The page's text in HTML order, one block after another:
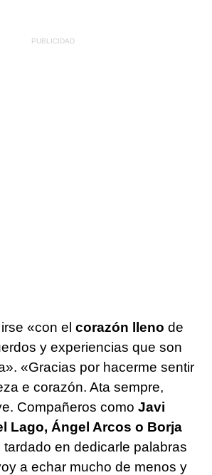
«con el corazón lleno de
y experiencias que son
«Gracias por hacerme sentir
e corazón. Ata sempre,
Compañeros como Javi
Lago, Ángel Arcos o Borja
tardado en dedicarle palabras
a echar mucho de menos y